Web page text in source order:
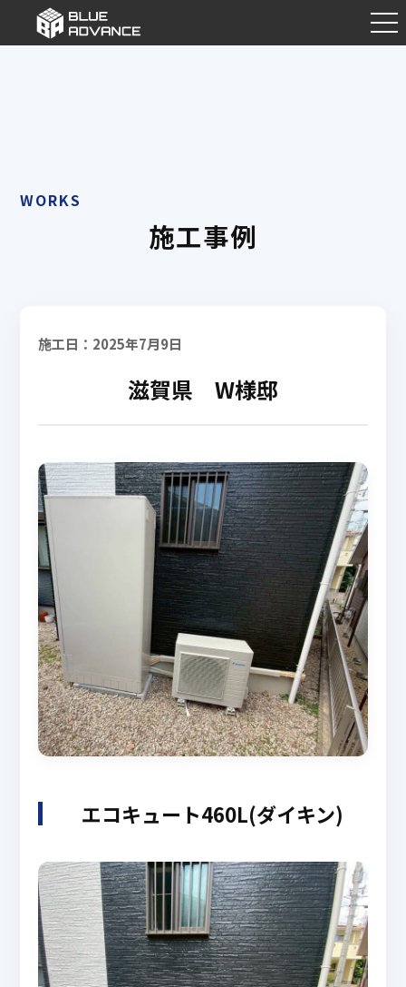
WORKS
施工事例
施工日：2025年7月9日
滋賀県 W様邸
エコキュート460L(ダイキン)